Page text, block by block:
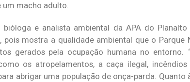
um macho adulto.
bióloga e analista ambiental da APA do
pois mostra a qualidade ambiental que o
gerados pela ocupação humana no
os atropelamentos, a caça ilegal,
abrigar uma população de onça-parda.